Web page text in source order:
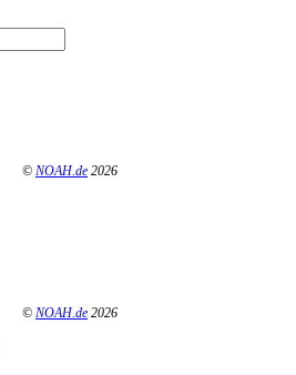
© NOAH.de 2026
© NOAH.de 2026